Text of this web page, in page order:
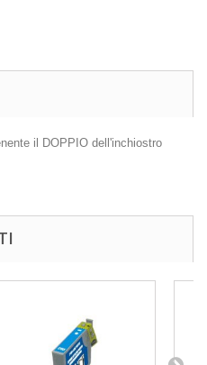
il DOPPIO dell'inchiostro